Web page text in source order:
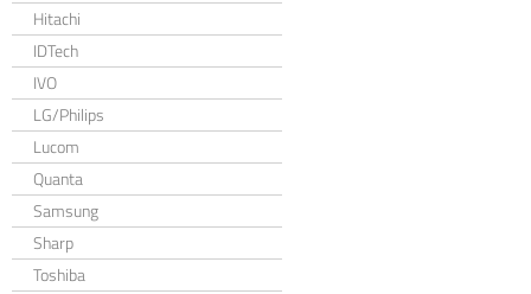
Hitachi
IDTech
IVO
LG/Philips
Lucom
Quanta
Samsung
Sharp
Toshiba